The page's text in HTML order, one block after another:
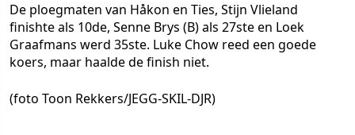
De ploegmaten van Håkon en Ties, Stijn Vlieland
finishte als 10de, Senne Brys (B) als 27ste en Loek
Graafmans werd 35ste. Luke Chow reed een goede
koers, maar haalde de finish niet.
(foto Toon Rekkers/JEGG-SKIL-DJR)